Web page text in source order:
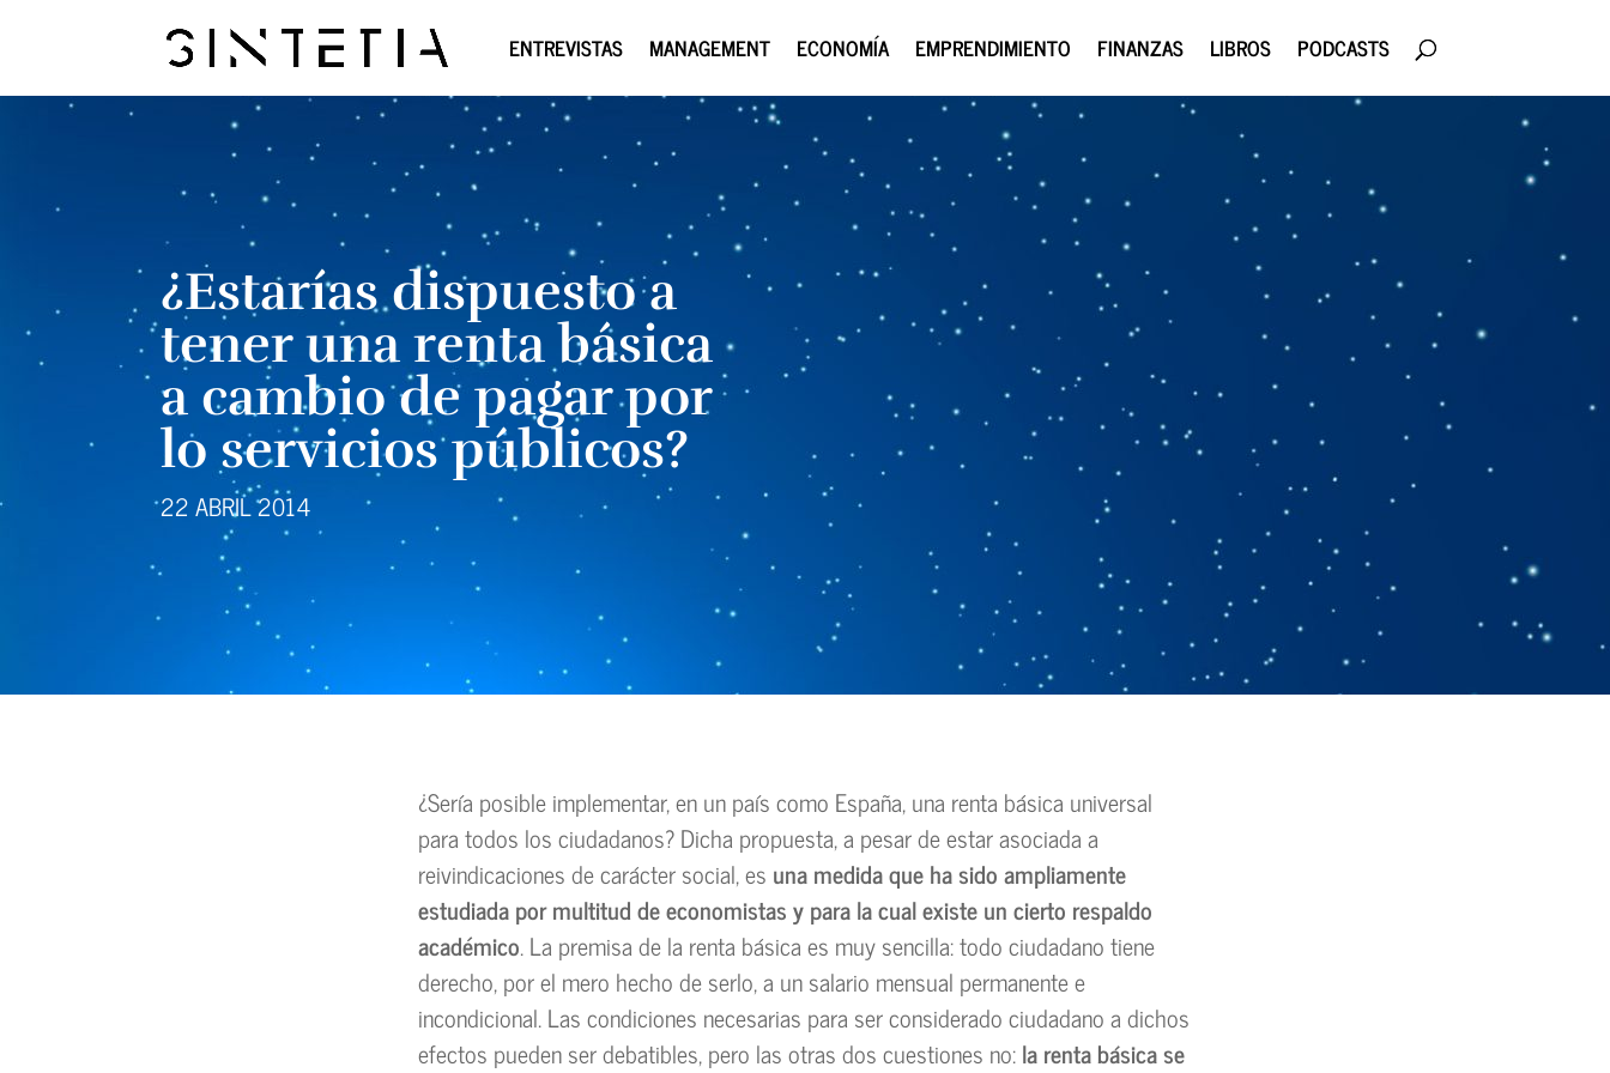
ENTREVISTAS MANAGEMENT ECONOMÍA EMPRENDIMIENTO FINANZAS LIBROS PODCASTS
¿Estarías dispuesto a
tener una renta básica
a cambio de pagar por
lo servicios públicos?
22 ABRIL 2014
¿Sería posible implementar, en un país como España, una renta básica universal
para todos los ciudadanos? Dicha propuesta, a pesar de estar asociada a
reivindicaciones de carácter social, es una medida que ha sido ampliamente
estudiada por multitud de economistas y para la cual existe un cierto respaldo
académico. La premisa de la renta básica es muy sencilla: todo ciudadano tiene
derecho, por el mero hecho de serlo, a un salario mensual permanente e
incondicional. Las condiciones necesarias para ser considerado ciudadano a dichos
efectos pueden ser debatibles, pero las otras dos cuestiones no:la renta básica se